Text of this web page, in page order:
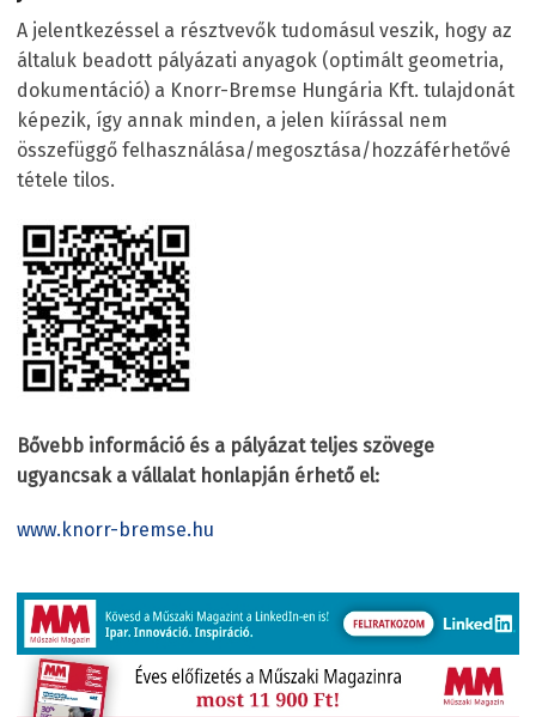
A jelentkezéssel a résztvevők tudomásul veszik, hogy az
általuk beadott pályázati anyagok (optimált geometria,
dokumentáció) a Knorr-Bremse Hungária Kft. tulajdonát
képezik, így annak minden, a jelen kiírással nem
összefüggő felhasználása/megosztása/hozzáférhetővé
tétele tilos.
Bővebb információ és a pályázat teljes szövege
ugyancsak a vállalat honlapján érhető el:
www.knorr-bremse.hu